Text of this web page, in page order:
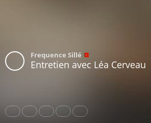
Frequence Sillé
Entretien avec Léa Cerveau
Share Like Repost